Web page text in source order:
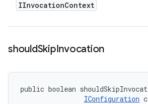
IInvocationContext
shouldSkipInvocation
public boolean
IConfiguration